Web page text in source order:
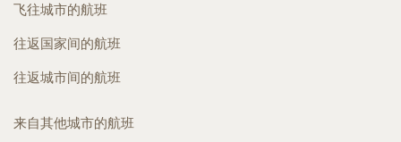
飞往城市的航班
往返国家间的航班
往返城市间的航班
来自其他城市的航班